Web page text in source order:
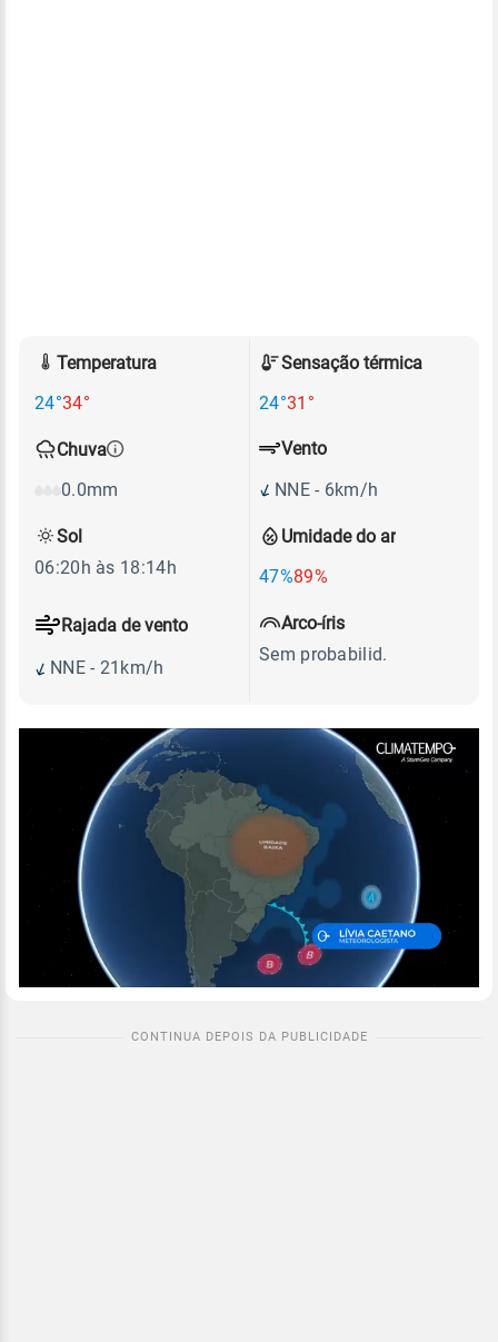
Temperatura
24°34°
Sensação térmica
24°31°
Chuva
0.0mm
Umidade do ar
47%89%
Vento
NNE - 6km/h
Rajada de vento
NNE - 21km/h
Sol
06:20h às 18:14h
Arco-íris
Sem probabilid.